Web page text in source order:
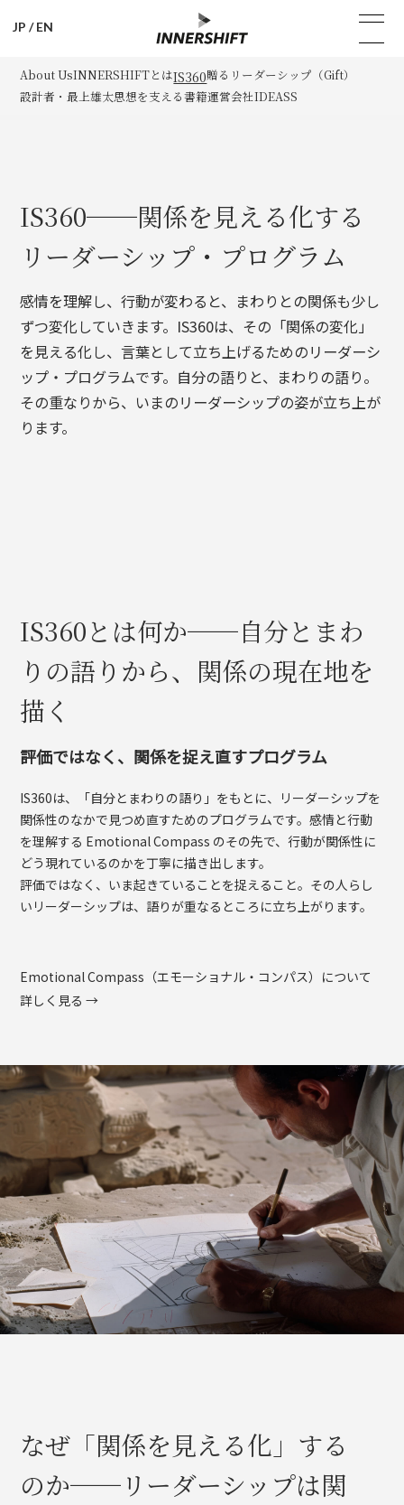
JP /EN
About UsINNERSHIFTとはIS360贈るリーダーシップ（Gift）
設計者・最上雄太思想を支える書籍運営会社IDEASS
IS360──関係を見える化する
リーダーシップ・プログラム
感情を理解し、行動が変わると、まわりとの関係も少し
ずつ変化していきます。IS360は、その「関係の変化」
を見える化し、言葉として立ち上げるためのリーダーシ
ップ・プログラムです。自分の語りと、まわりの語り。
その重なりから、いまのリーダーシップの姿が立ち上が
ります。
IS360とは何か──自分とまわ
りの語りから、関係の現在地を
描く
評価ではなく、関係を捉え直すプログラム
IS360は、「自分とまわりの語り」をもとに、リーダーシップを
関係性のなかで見つめ直すためのプログラムです。感情と行動
を理解する Emotional Compass のその先で、行動が関係性に
どう現れているのかを丁寧に描き出します。
評価ではなく、いま起きていることを捉えること。その人らし
いリーダーシップは、語りが重なるところに立ち上がります。
Emotional Compass（エモーショナル・コンパス）について
詳しく見る →
なぜ「関係を見える化」する
のか──リーダーシップは関